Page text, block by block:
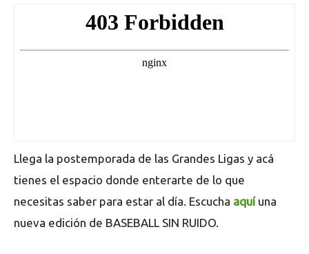
Llega la postemporada de las Grandes Ligas y acá
tienes el espacio donde enterarte de lo que
necesitas saber para estar al día. Escucha aquí una
nueva edición de BASEBALL SIN RUIDO.